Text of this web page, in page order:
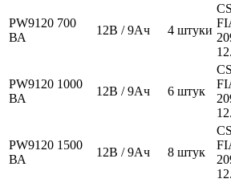
PW9120 700
ВА
12В / 9Ач 4 штуки
12.
PW9120 1000
ВА
12В / 9Ач 6 штук
12.
PW9120 1500
ВА
12В / 9Ач 8 штук
12.